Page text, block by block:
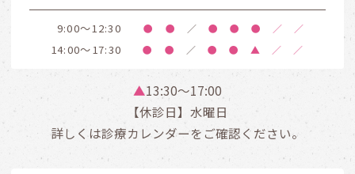
9:00～12:30 ● ● ／ ● ● ● ／ ／
14:00～17:30 ● ● ／ ● ● ▲ ／ ／
▲13:30〜17:00
【休診日】水曜日
詳しくは診療カレンダーをご確認ください。